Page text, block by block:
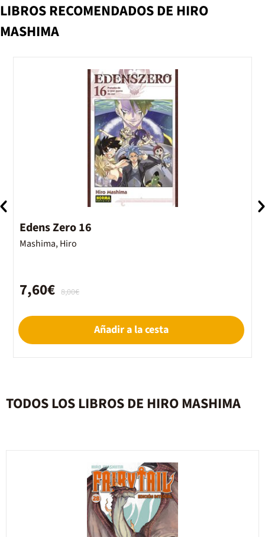
LIBROS RECOMENDADOS DE HIRO
MASHIMA
Edens Zero 16
Mashima, Hiro
8,00€
7,60€
Añadir a la cesta
TODOS LOS LIBROS DE HIRO MASHIMA